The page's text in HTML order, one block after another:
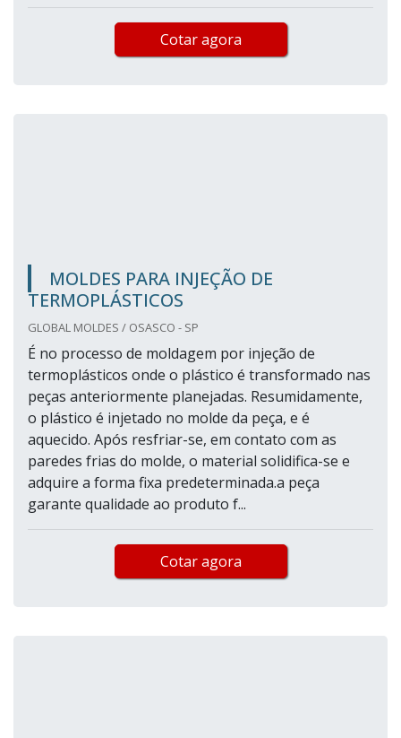
Cotar agora
MOLDES PARA INJEÇÃO DE
TERMOPLÁSTICOS
GLOBAL MOLDES / OSASCO - SP
É no processo de moldagem por injeção de
termoplásticos onde o plástico é transformado nas
peças anteriormente planejadas. Resumidamente,
o plástico é injetado no molde da peça, e é
aquecido. Após resfriar-se, em contato com as
paredes frias do molde, o material solidifica-se e
adquire a forma fixa predeterminada.a peça
garante qualidade ao produto f...
Cotar agora